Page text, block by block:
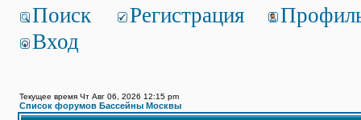
Поиск Регистрация
Вход
Текущее время Чт Авг 06, 2026 12:15 pm
Список форумов Бассейны Москвы